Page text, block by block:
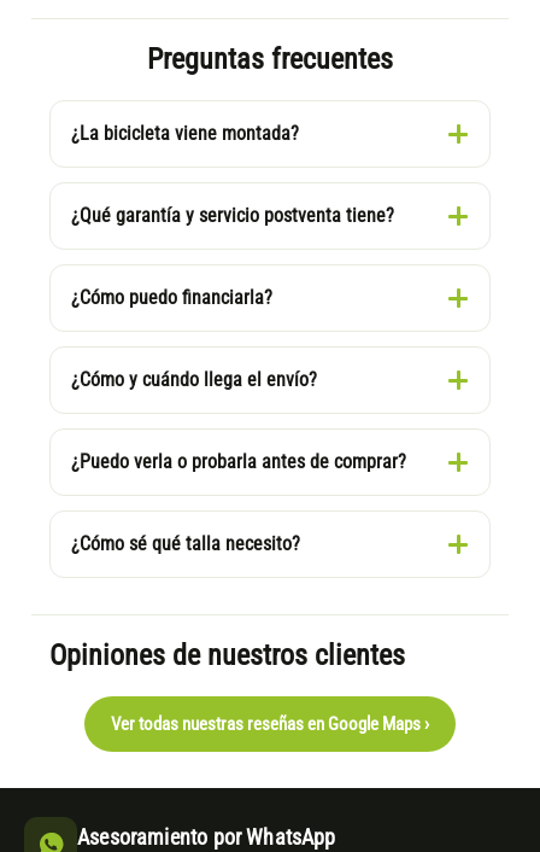
Preguntas frecuentes
¿La bicicleta viene montada?
¿Qué garantía y servicio postventa tiene?
¿Cómo puedo financiarla?
¿Cómo y cuándo llega el envío?
¿Puedo verla o probarla antes de comprar?
¿Cómo sé qué talla necesito?
Opiniones de nuestros clientes
Ver todas nuestras reseñas en Google Maps ›
Asesoramiento por WhatsApp